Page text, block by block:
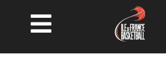
contenu